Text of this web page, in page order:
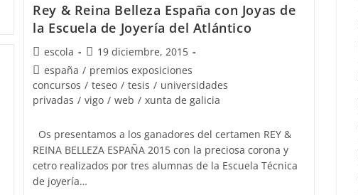
joyas
de
la
escuela
de
joyería
Atlántico
presentes
Rey & Reina Belleza España con Joyas de
la Escuela de Joyería del Atlántico
Autor
de
la
entrada:
escola
Publicación
de
la
entrada:
19 diciembre, 2015
Categoría
de
la
españa / premios exposiciones
concursos / teseo / tesis / universidades
privadas / vigo / web / xunta de galicia
Os presentamos a los ganadores del certamen REY &
REINA BELLEZA ESPAÑA 2015 con la preciosa corona y
cetro realizados por tres alumnas de la Escuela Técnica
de joyería…